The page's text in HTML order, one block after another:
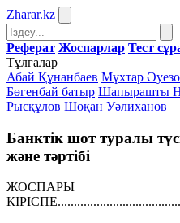
Zharar.kz
Реферат Жоспарлар Тест
Тұлғалар
Абай Құнанбаев Мұхтар
Бөгенбай батыр Шапырашты
Рысқұлов Шоқан Уәлиханов
Банктік шот туралы
және тәртібі
ЖОСПАРЫ